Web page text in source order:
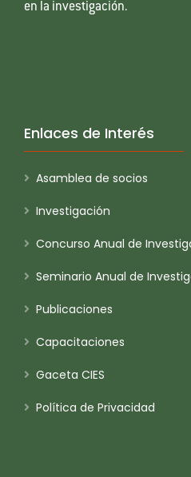
en la investigación.
Enlaces de Interés
Asamblea de socios
Investigación
Concurso Anual de
Seminario Anual de
Publicaciones
Capacitaciones
Gaceta CIES
Política de Privacidad